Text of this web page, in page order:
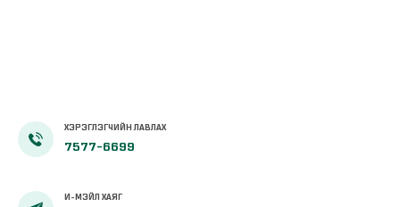
ХЭРЭГЛЭГЧИЙН ЛАВЛАХ
7577-6699
И-МЭЙЛ ХАЯГ